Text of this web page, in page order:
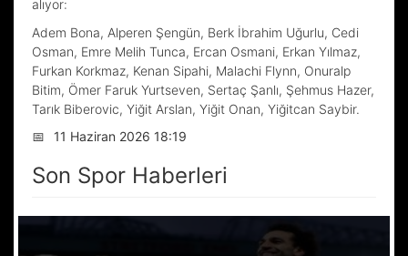
alıyor:
Adem Bona, Alperen Şengün, Berk İbrahim Uğurlu, Cedi
Osman, Emre Melih Tunca, Ercan Osmani, Erkan Yılmaz,
Furkan Korkmaz, Kenan Sipahi, Malachi Flynn, Onuralp
Bitim, Ömer Faruk Yurtseven, Sertaç Şanlı, Şehmus Hazer,
Tarık Biberovic, Yiğit Arslan, Yiğit Onan, Yiğitcan Saybir.
📅
11 Haziran 2026 18:19
Son Spor Haberleri